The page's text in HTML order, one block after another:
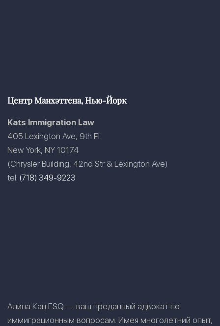
Центр Манхэттена, Нью-Йорк
Kats Immigration Law
405 Lexington Ave, 9th Fl
New York, NY 10174
(Chrysler Building, 42nd Str & Lexington Ave)
tel: (718) 349-9223
Алина Кац ESQ — ваш преданный адвокат по
иммиграционным вопросам. Имея многолетний опыт,